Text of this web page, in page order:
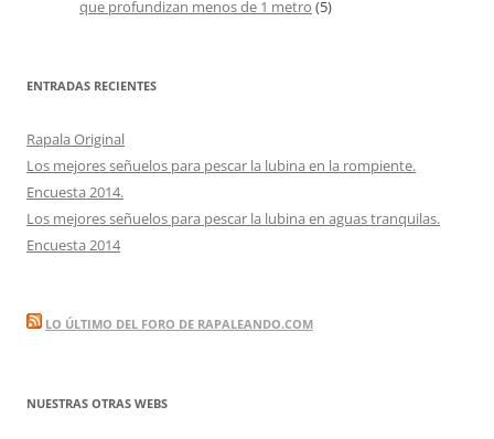
que profundizan menos de 1 metro (5)
ENTRADAS RECIENTES
Rapala Original
Los mejores señuelos para pescar la lubina en la rompiente.
Encuesta 2014.
Los mejores señuelos para pescar la lubina en aguas tranquilas.
Encuesta 2014
LO ÚLTIMO DEL FORO DE RAPALEANDO.COM
NUESTRAS OTRAS WEBS